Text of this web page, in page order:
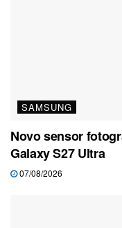
SAMSUNG
Novo sensor
Galaxy S27 Ultra
07/08/2026